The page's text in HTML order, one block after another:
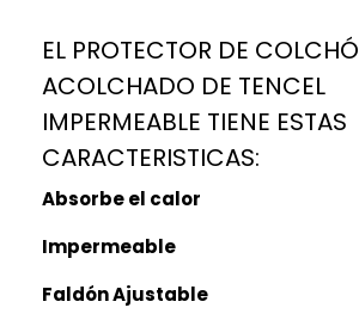
EL PROTECTOR DE
ACOLCHADO DE TENCEL
IMPERMEABLE TIENE ESTAS
CARACTERISTICAS:
Absorbe el calor
Impermeable
Faldón Ajustable